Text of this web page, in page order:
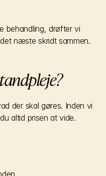
behandling, drøfter vi
næste skridt sammen.
der skal gøres. Inden vi
altid prisen at vide.